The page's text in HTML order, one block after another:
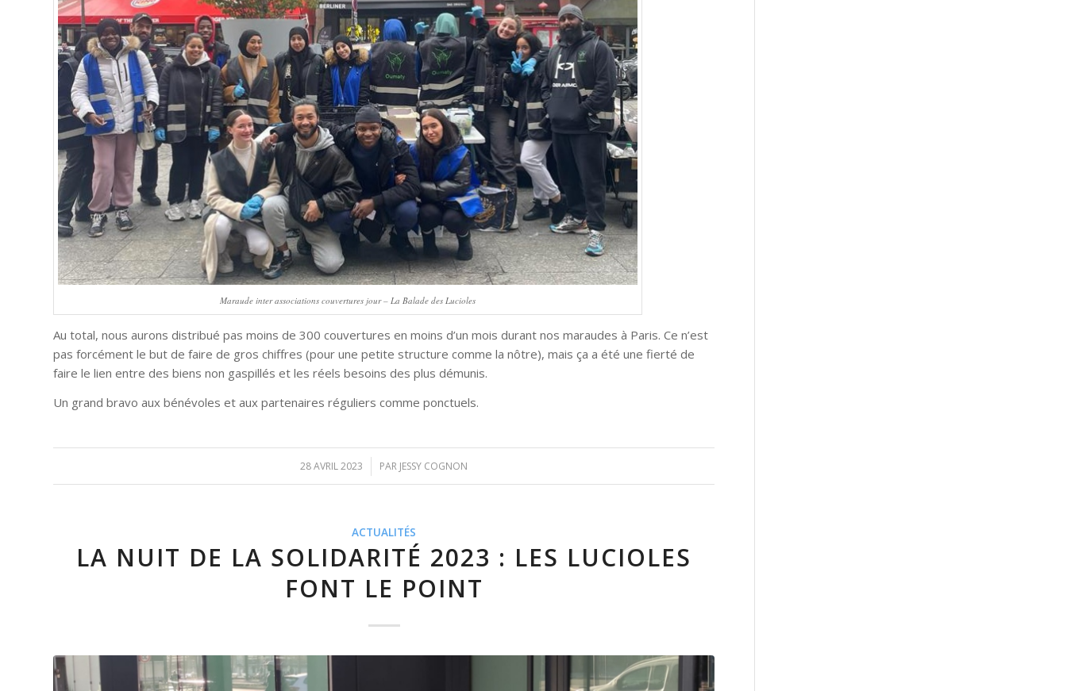
Maraude inter associations couvertures jour – La Balade des Lucioles
Au total, nous aurons distribué pas moins de 300 couvertures en moins d’un mois durant nos maraudes à Paris. Ce n’est
pas forcément le but de faire de gros chiffres (pour une petite structure comme la nôtre), mais ça a été une fierté de
faire le lien entre des biens non gaspillés et les réels besoins des plus démunis.
Un grand bravo aux bénévoles et aux partenaires réguliers comme ponctuels.
28 AVRIL 2023
/ PAR JESSY COGNON
ACTUALITÉS
LA NUIT DE LA SOLIDARITÉ 2023 : LES LUCIOLES
FONT LE POINT